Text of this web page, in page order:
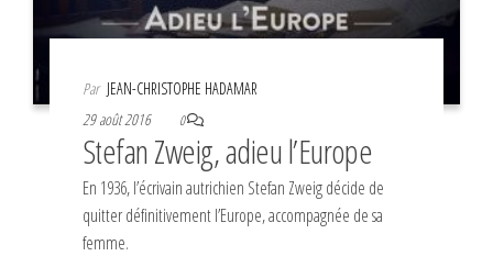
Par JEAN-CHRISTOPHE HADAMAR
29 août 2016
0
Stefan Zweig, adieu l’Europe
En 1936, l’écrivain autrichien Stefan Zweig décide de
quitter définitivement l’Europe, accompagnée de sa
femme.